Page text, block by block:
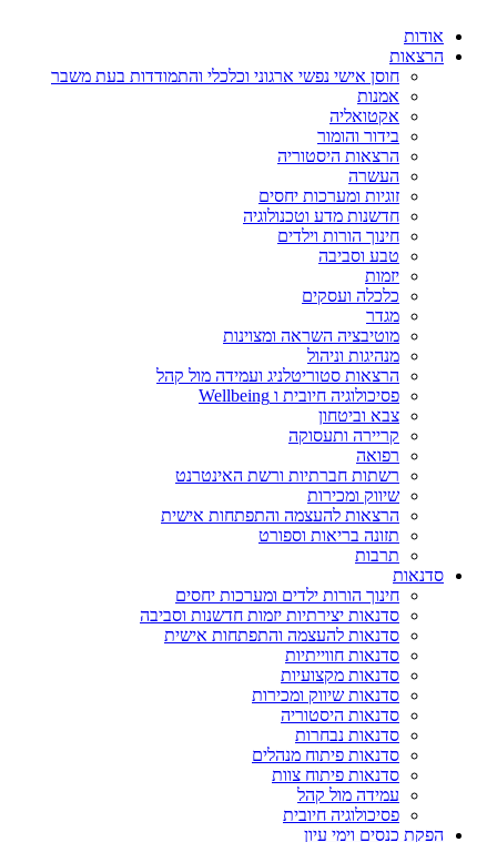
אודות
הרצאות
חוסן אישי נפשי ארגוני וכלכלי והתמודדות בעת משבר
אמנות
אקטואליה
בידור והומור
הרצאות היסטוריה
העשרה
זוגיות ומערכות יחסים
חדשנות מדע וטכנולוגיה
חינוך הורות וילדים
טבע וסביבה
יזמות
כלכלה ועסקים
מגדר
מוטיבציה השראה ומצוינות
מנהיגות וניהול
הרצאות סטוריטלניג ועמידה מול קהל
פסיכולוגיה חיובית ו Wellbeing
צבא וביטחון
קריירה ותעסוקה
רפואה
רשתות חברתיות ורשת האינטרנט
שיווק ומכירות
הרצאות להעצמה והתפתחות אישית
תזונה בריאות וספורט
תרבות
סדנאות
חינוך הורות ילדים ומערכות יחסים
סדנאות יצירתיות יזמות חדשנות וסביבה
סדנאות להעצמה והתפתחות אישית
סדנאות חווייתיות
סדנאות מקצועיות
סדנאות שיווק ומכירות
סדנאות היסטוריה
סדנאות נבחרות
סדנאות פיתוח מנהלים
סדנאות פיתוח צוות
עמידה מול קהל
פסיכולוגיה חיובית
הפקת כנסים וימי עיון